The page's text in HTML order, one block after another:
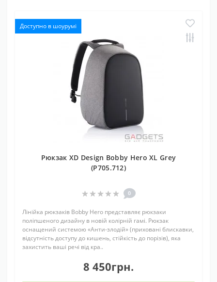
Доступно в шоурумі
Рюкзак XD Design Bobby Hero XL Grey
(P705.712)
0
Лінійка рюкзаків Bobby Hero представляє рюкзаки
поліпшеного дизайну в новій колірній гамі. Рюкзак
оснащений системою «Анти-злодій» (приховані блискавки,
відсутність доступу до кишень, стійкість до порізів), яка
захистить ваші речі від кра..
8 450грн.